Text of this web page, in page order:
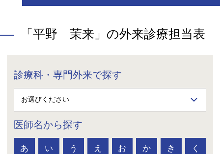
「平野 茉来」の外来診療担当表
診療科・専門外来で探す
医師名から探す
あ い う え お か き く